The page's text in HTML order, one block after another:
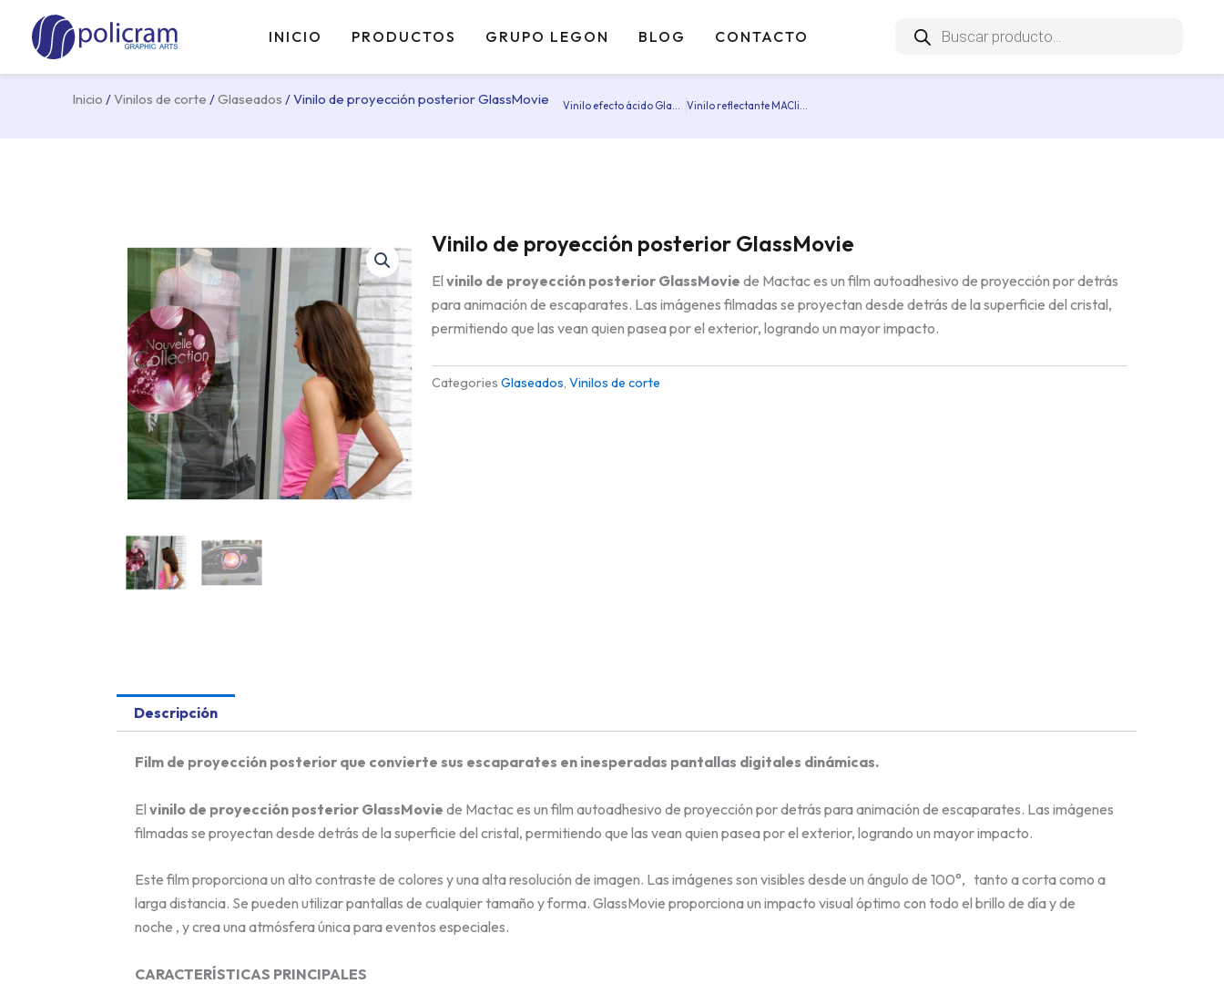
contenido
INICIO PRODUCTOS GRUPO LEGON BLOG CONTACTO
Inicio /Vinilos de corte /Glaseados / Vinilo de proyección posterior GlassMovie
Prev Vinilo efecto ácido Glass Decor Vinilo reflectante MAClite 5700
Vinilo de proyección posterior GlassMovie
El vinilo de proyección posterior GlassMovie de Mactac es un film autoadhesivo de proyección por detrás
para animación de escaparates. Las imágenes filmadas se proyectan desde detrás de la superficie del cristal,
permitiendo que las vean quien pasea por el exterior, logrando un mayor impacto.
Categories Glaseados, Vinilos de corte
Descripción
Film de proyección posterior que convierte sus escaparates en inesperadas pantallas digitales dinámicas.
El vinilo de proyección posterior GlassMovie de Mactac es un film autoadhesivo de proyección por detrás para animación de escaparates. Las imágenes
filmadas se proyectan desde detrás de la superficie del cristal, permitiendo que las vean quien pasea por el exterior, logrando un mayor impacto.
Este film proporciona un alto contraste de colores y una alta resolución de imagen. Las imágenes son visibles desde un ángulo de 100°, tanto a corta como a
larga distancia. Se pueden utilizar pantallas de cualquier tamaño y forma. GlassMovie proporciona un impacto visual óptimo con todo el brillo de día y de
noche , y crea una atmósfera única para eventos especiales.
CARACTERÍSTICAS PRINCIPALES